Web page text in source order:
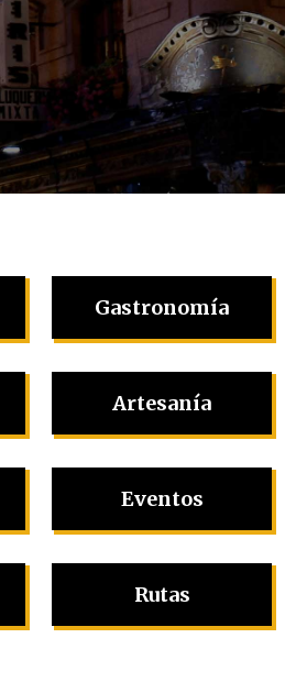
Gastronomía
Artesanía
Eventos
Rutas